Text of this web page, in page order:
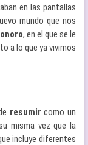
en las pantallas
mundo que nos
, en el que se le
a lo que ya vivimos
resumir como un
misma vez que la
incluye diferentes